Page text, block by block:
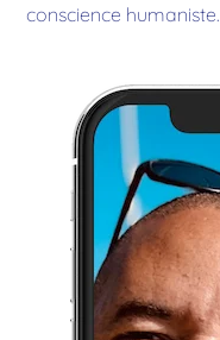
conscience humaniste.